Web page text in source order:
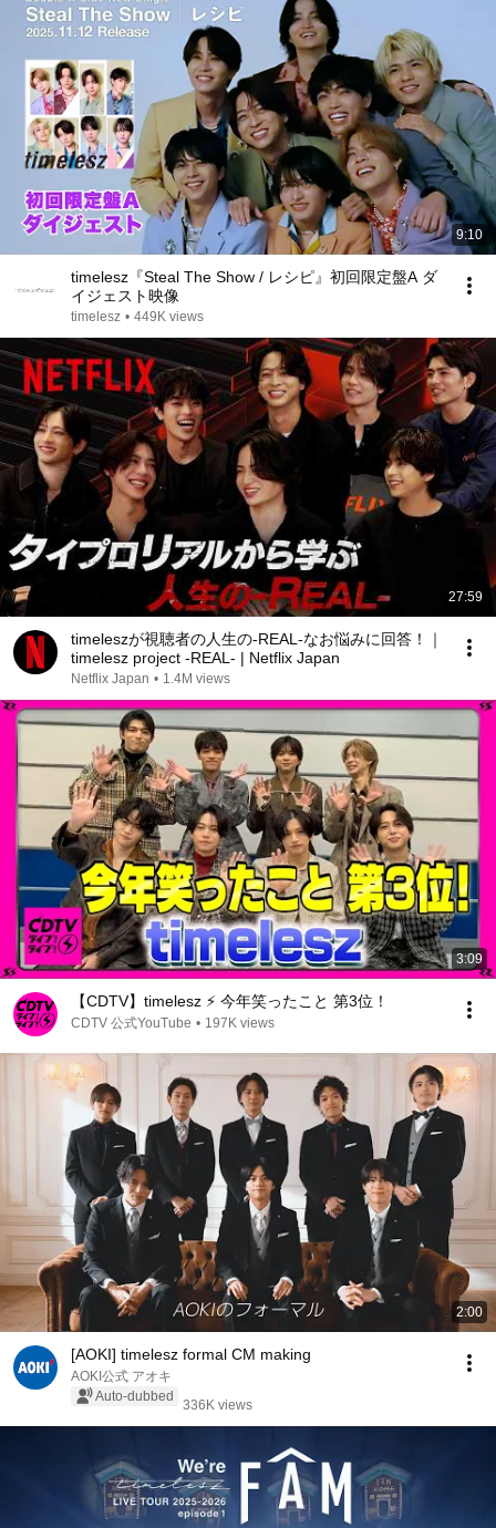
9:10
timelesz『Steal The Show / レシピ』初回限定盤A ダ
イジェスト映像
timelesz • 449K views
27:59
timeleszが視聴者の人生の-REAL-なお悩みに回答！｜
timelesz project -REAL- | Netflix Japan
Netflix Japan • 1.4M views
3:09
【CDTV】timelesz ⚡️ 今年笑ったこと 第3位！
CDTV 公式YouTube • 197K views
2:00
[AOKI] timelesz formal CM making
AOKI公式 アオキ
Auto-dubbed
336K views